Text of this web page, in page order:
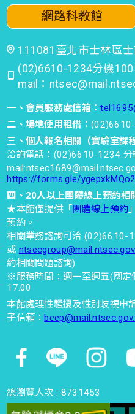
網路科教館
111081臺北市士林區
(02)6610-1234分機
mail：
一、會員服務處信箱：
二、場地使用租借：
三、個人報名相關（實驗室課
洽詢電話：(02)6610-1234 分
https://forms.gle/
四、20人以上團體線上預約相
★本館僅提供「 團體線上預約
預約。
相關業務諮詢可洽 (02)6610-
或
約相關問題諮詢)
※服務時間：週一至週五(國
17:00
本館處理性騷擾及性別歧視
子信箱：
總瀏覽人次 : 8731453